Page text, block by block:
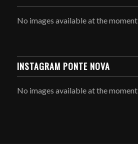
No images available at the moment
INSTAGRAM PONTE NOVA
No images available at the moment